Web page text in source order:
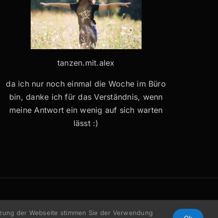
tanzen.mit.alex
da ich nur noch einmal die Woche im Büro
bin, danke ich für das Verständnis, wenn
meine Antwort ein wenig auf sich warten
lässt :)
der Webseite stimmen Sie der Verwendung